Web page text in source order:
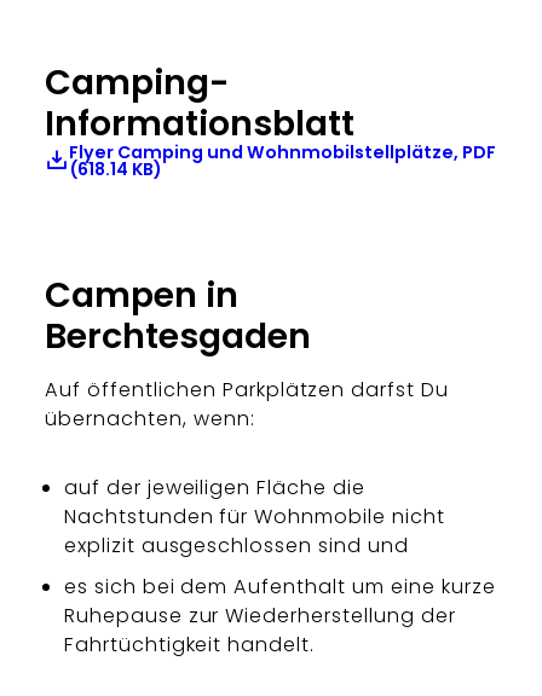
Camping-
Informationsblatt
Flyer Camping und Wohnmobilstellplätze, PDF
(618.14 KB)
Campen in
Berchtesgaden
Auf öffentlichen Parkplätzen darfst Du
übernachten, wenn:
auf der jeweiligen Fläche die
Nachtstunden für Wohnmobile nicht
explizit ausgeschlossen sind und
es sich bei dem Aufenthalt um eine kurze
Ruhepause zur Wiederherstellung der
Fahrtüchtigkeit handelt.